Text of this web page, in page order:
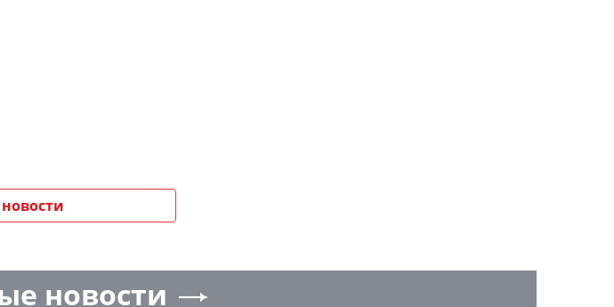
новости